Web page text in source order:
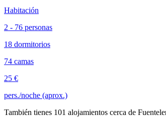
Habitación
2 - 76 personas
18 dormitorios
74 camas
25 €
pers./noche (aprox.)
También tienes 101 alojamientos cerca de